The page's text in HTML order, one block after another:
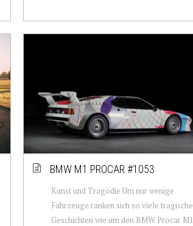
BMW M1 PROCAR #1053
Kunst und Tragödie Um nur wenige
Fahrzeuge ranken sich so viele tragische
Geschichten wie um den BMW Procar M1